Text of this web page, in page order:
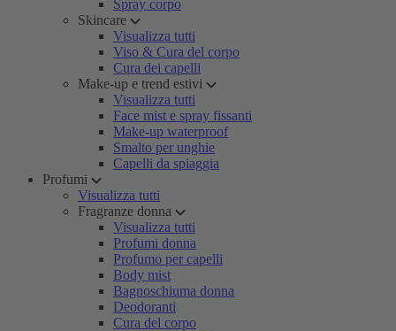
Spray corpo
Skincare
Visualizza tutti
Viso & Cura del corpo
Cura dei capelli
Make-up e trend estivi
Visualizza tutti
Face mist e spray fissanti
Make-up waterproof
Smalto per unghie
Capelli da spiaggia
Profumi
Visualizza tutti
Fragranze donna
Visualizza tutti
Profumi donna
Profumo per capelli
Body mist
Bagnoschiuma donna
Deodoranti
Cura del corpo